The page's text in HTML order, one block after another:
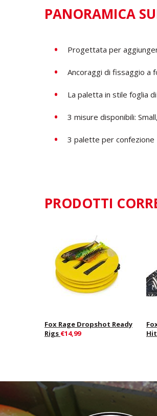
PANORAMICA
Progettata per
Ancoraggi di fissaggio a
La paletta in stile foglia
3 misure disponibili:
3 palette per confezione
PRODOTTI
Fox Rage Dropshot Ready
Rigs €14,99